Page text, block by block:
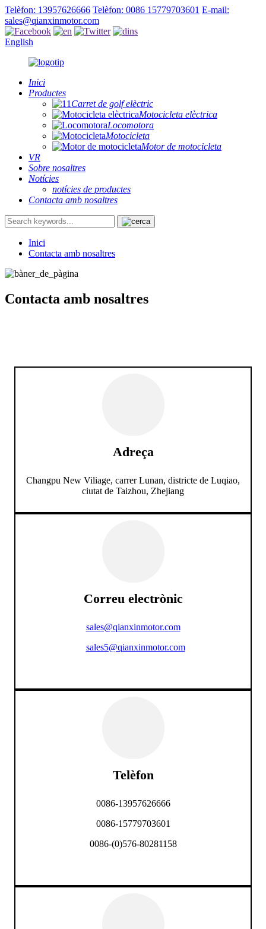
Telèfon: 13957626666 Telèfon: 0086 15779703601 E-mail:
sales@qianxinmotor.com
English
Inici
Productes
Carret de golf elèctric
Motocicleta elèctrica
Locomotora
Motocicleta
Motor de motocicleta
VR
Sobre nosaltres
Notícies
notícies de productes
Contacta amb nosaltres
Inici
Contacta amb nosaltres
Contacta amb nosaltres
Adreça
Changpu New Viliage, carrer Lunan, districte de Luqiao,
ciutat de Taizhou, Zhejiang
Correu electrònic
sales@qianxinmotor.com
sales5@qianxinmotor.com
Telèfon
0086-13957626666
0086-15779703601
0086-(0)576-80281158